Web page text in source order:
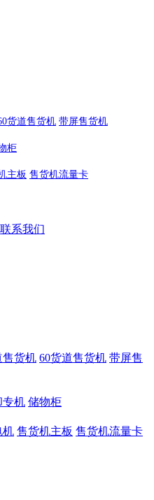
货道售货机 带屏售货机
柜
主板 售货机流量卡
联系我们
售货机 60货道售货机 带屏售
专机 储物柜
机 售货机主板 售货机流量卡